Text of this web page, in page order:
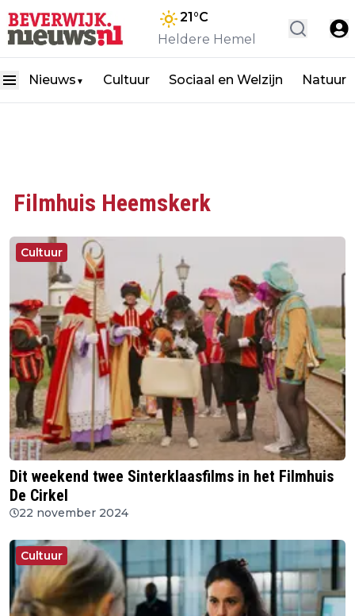
21°C
Heldere Hemel
Nieuws ▼ Cultuur Sociaal en Welzijn Natuur
Filmhuis Heemskerk
Cultuur
Dit weekend twee Sinterklaasfilms in het Filmhuis
De Cirkel
22 november 2024
Cultuur